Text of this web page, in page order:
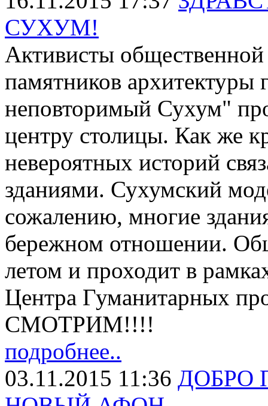
СУХУМ!
Активисты
памятников архитектуры
неповторимый Сухум"
центру столицы. Как же
невероятных историй
зданиями. Сухумский
сожалению, многие
бережном отношении.
летом и проходит в
Центра Гуманитарных
СМОТРИМ!!!!
подробнее..
03.11.2015 11:36 ДОБРО